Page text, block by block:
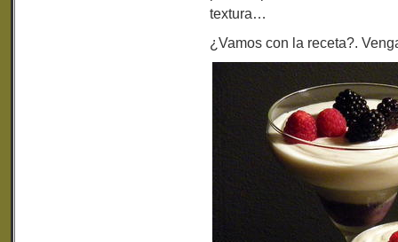
textura…
¿Vamos con la receta?.